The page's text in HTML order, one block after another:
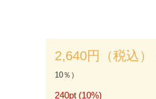
2,640円（税込）
10％）
240pt (10%)